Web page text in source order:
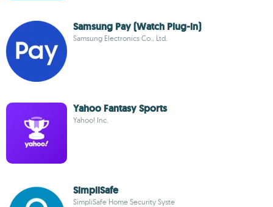
Samsung Pay (Watch Plug-in)
Samsung Electronics Co., Ltd.
Yahoo Fantasy Sports
Yahoo! Inc.
SimpliSafe
SimpliSafe Home Security Syste